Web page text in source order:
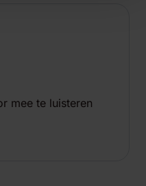
mee te luisteren